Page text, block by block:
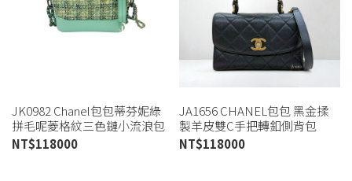
JK0982 Chanel包包蒂芬妮綠
拼毛呢菱格紋三色鏈小流浪包
A91810 (喬萱高雄店)
NT$118000
JA1656 CHANEL包包 黑金揉
製羊皮雙C手把轉釦側背包
AS2477 (桃園店)
NT$118000